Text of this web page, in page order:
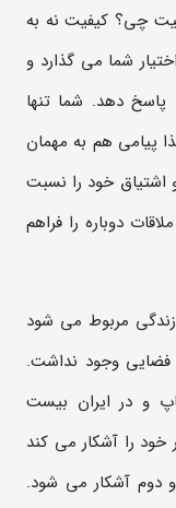
چی؟ کیفیت نه به
شما می گذارد و
دهد. شما تنها
پیامی هم به مهمان
خود را نسبت
دوباره را فراهم
مربوط می شود
همچین فضایی وجود نداشت.
شاپ و در ایران بیست
خود را آشکار می کند
و دوم آشکار می شود.